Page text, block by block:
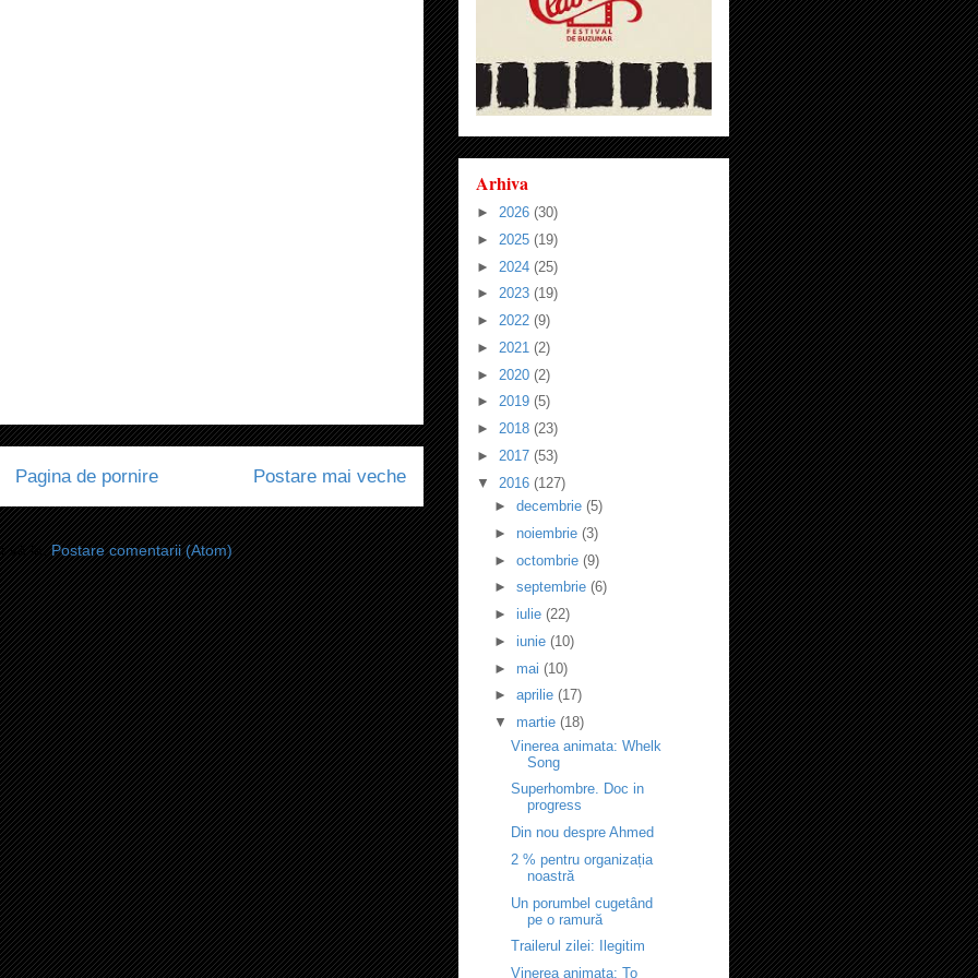
Postare mai veche
Pagina de pornire
vă la:Postare comentarii (Atom)
Arhiva
► 2026 (30)
► 2025 (19)
► 2024 (25)
► 2023 (19)
► 2022 (9)
► 2021 (2)
► 2020 (2)
► 2019 (5)
► 2018 (23)
► 2017 (53)
▼ 2016 (127)
► decembrie (5)
► noiembrie (3)
► octombrie (9)
► septembrie (6)
► iulie (22)
► iunie (10)
► mai (10)
► aprilie (17)
▼ martie (18)
Vinerea animata: Whelk
Song
Superhombre. Doc in
progress
Din nou despre Ahmed
2 % pentru organizația
noastră
Un porumbel cugetând
pe o ramură
Trailerul zilei: Ilegitim
Vinerea animata: To